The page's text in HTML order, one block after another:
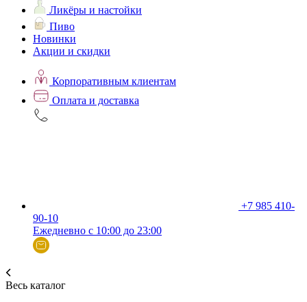
Ликёры и настойки
Пиво
Новинки
Акции и скидки
Корпоративным клиентам
Оплата и доставка
+7 985 410-
90-10
Ежедневно с 10:00 до 23:00
Весь каталог